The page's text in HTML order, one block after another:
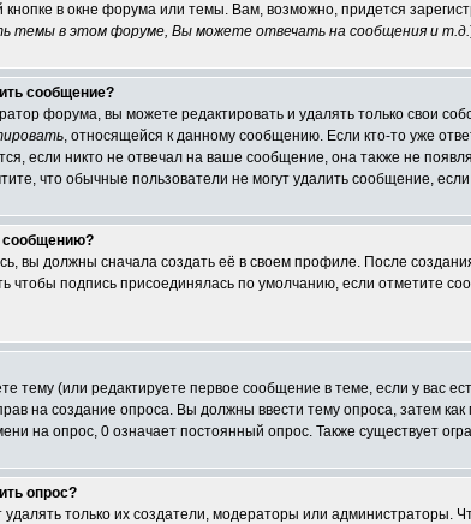
кнопке в окне форума или темы. Вам, возможно, придется
темы в этом форуме, Вы можете отвечать на сообщения и т.д.
сообщение?
форума, вы можете редактировать и удалять только свои
, относящейся к данному сообщению. Если кто-то уже
если никто не отвечал на ваше сообщение, она также не
что обычные пользователи не могут удалить сообщение,
сообщению?
вы должны сначала создать её в своем профиле. После
чтобы подпись присоединялась по умолчанию, если отметите
тему (или редактируете первое сообщение в теме, если у
на создание опроса. Вы должны ввести тему опроса, затем
на опрос, 0 означает постоянный опрос. Также существует
опрос?
только их создатели, модераторы или администраторы.